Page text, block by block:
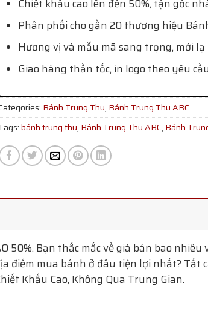
Chiết khấu cao lên đến 50%, tận gốc
Phân phối cho gần 20 thương hiệu
Hương vị và mẫu mã sang trọng, mới
Giao hàng thần tốc, in logo theo yêu
Bánh Trung Thu, Bánh Trung Thu ABC
bánh trung thu, Bánh Trung Thu ABC, Bánh
50%. Bạn thắc mắc về giá bán bao
mua bánh ở đâu tiện lợi nhất? Tất
Khấu Cao, Không Qua Trung Gian.